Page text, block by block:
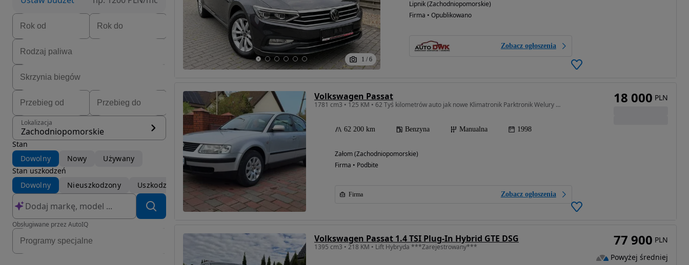
Lokalizacja
Zachodniopomorskie
Stan
Dowolny
Nowy
Używany
Stan uszkodzeń
Dowolny
Nieuszkodzony Uszkodzony
Obsługiwane przez AutoIQ
1 / 6
Lipnik (Zachodniopomorskie)
Firma • Opublikowano
Zobacz ogłoszenia
Volkswagen Passat
1781 cm3 • 125 KM • 62 Tyś kilometrów auto jak nowe Klimatronik Parktronik Welury serwis
62 200 km Benzyna Manualna 1998
Załom (Zachodniopomorskie)
Firma • Podbite
Firma Zobacz ogłoszenia
18 000 PLN
Volkswagen Passat 1.4 TSI Plug-In Hybrid GTE DSG
1395 cm3 • 218 KM • Lift Hybryda ***Zarejestrowany*** 77 900 PLN
Powyżej średniej